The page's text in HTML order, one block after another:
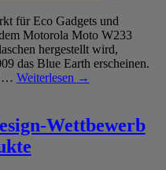
für Eco Gadgets und
Motorola Moto W233
hergestellt wird,
das Blue Earth erscheinen.
… Weiterlesen →
Wettbewerb